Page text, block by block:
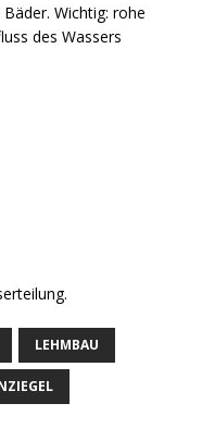
Wichtig: rohe
des Wassers
LEHMBAU